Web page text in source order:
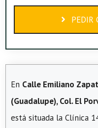
PEDIR
En Calle Emiliano
(Guadalupe), Col. El
está situada la Clínica